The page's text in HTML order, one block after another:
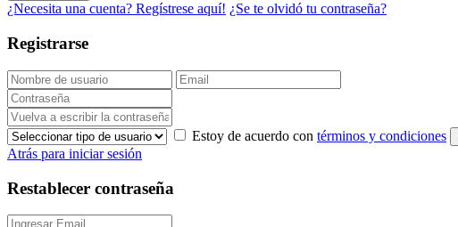
¿Necesita una cuenta? Regístrese aquí! ¿Se te olvidó tu contraseña?
Registrarse
Estoy de acuerdo con términos y condiciones
Atrás para iniciar sesión
Restablecer contraseña